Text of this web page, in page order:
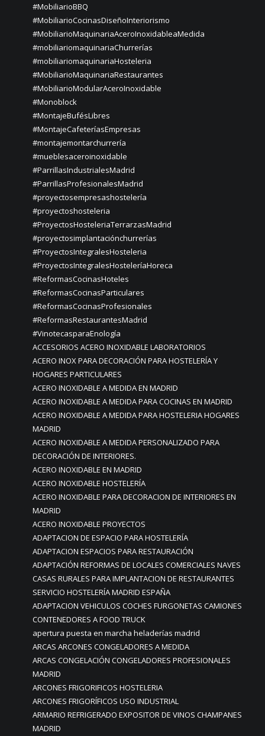
#MobiliarioBBQ
#MobiliarioCocinasDiseñoInteriorismo
#MobiliarioMaquinariaAceroInoxidableaMedida
#mobiliariomaquinariaChurrerías
#mobiliariomaquinariaHosteleria
#MobiliarioMaquinariaRestaurantes
#MobiliarioModularAceroInoxidable
#Monoblock
#MontajeBufésLibres
#MontajeCafeteríasEmpresas
#montajemontarchurrería
#mueblesaceroinoxidable
#ParrillasIndustrialesMadrid
#ParrillasProfesionalesMadrid
#proyectosempresashostelería
#proyectoshosteleria
#ProyectosHosteleriaTerrarzasMadrid
#proyectosimplantaciónchurrerías
#ProyectosIntegralesHosteleria
#ProyectosIntegralesHosteleríaHoreca
#ReformasCocinasHoteles
#ReformasCocinasParticulares
#ReformasCocinasProfesionales
#ReformasRestaurantesMadrid
#VinotecasparaEnología
ACCESORIOS ACERO INOXIDABLE LABORATORIOS
ACERO INOX PARA DECORACIÓN PARA HOSTELERÍA Y
HOGARES PARTICULARES
ACERO INOXIDABLE A MEDIDA EN MADRID
ACERO INOXIDABLE A MEDIDA PARA COCINAS EN MADRID
ACERO INOXIDABLE A MEDIDA PARA HOSTELERIA HOGARES
MADRID
ACERO INOXIDABLE A MEDIDA PERSONALIZADO PARA
DECORACIÓN DE INTERIORES.
ACERO INOXIDABLE EN MADRID
ACERO INOXIDABLE HOSTELERÍA
ACERO INOXIDABLE PARA DECORACION DE INTERIORES EN
MADRID
ACERO INOXIDABLE PROYECTOS
ADAPTACION DE ESPACIO PARA HOSTELERÍA
ADAPTACION ESPACIOS PARA RESTAURACIÓN
ADAPTACIÓN REFORMAS DE LOCALES COMERCIALES NAVES
CASAS RURALES PARA IMPLANTACION DE RESTAURANTES
SERVICIO HOSTELERÍA MADRID ESPAÑA
ADAPTACION VEHICULOS COCHES FURGONETAS CAMIONES
CONTENEDORES A FOOD TRUCK
apertura puesta en marcha heladerías madrid
ARCAS ARCONES CONGELADORES A MEDIDA
ARCAS CONGELACIÓN CONGELADORES PROFESIONALES
MADRID
ARCONES FRIGORIFICOS HOSTELERIA
ARCONES FRIGORÍFICOS USO INDUSTRIAL
ARMARIO REFRIGERADO EXPOSITOR DE VINOS CHAMPANES
MADRID